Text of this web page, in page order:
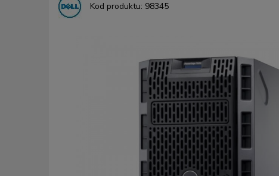
Kod produktu: 98345